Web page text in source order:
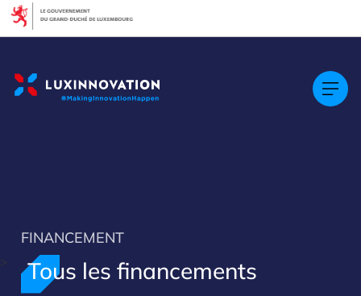
>
FINANCEMENT
Tous les financements
Filtres
Filtrer par thématique
Supprimer les filtres
Cookies management panel